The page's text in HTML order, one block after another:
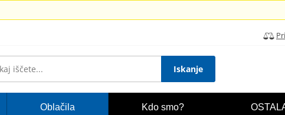
Iskanje
Oblačila Kdo smo?